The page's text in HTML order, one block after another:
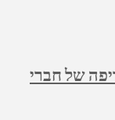
של חברי